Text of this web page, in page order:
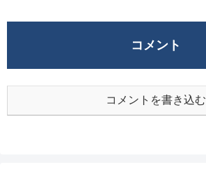
コメント
コメントを書き込む